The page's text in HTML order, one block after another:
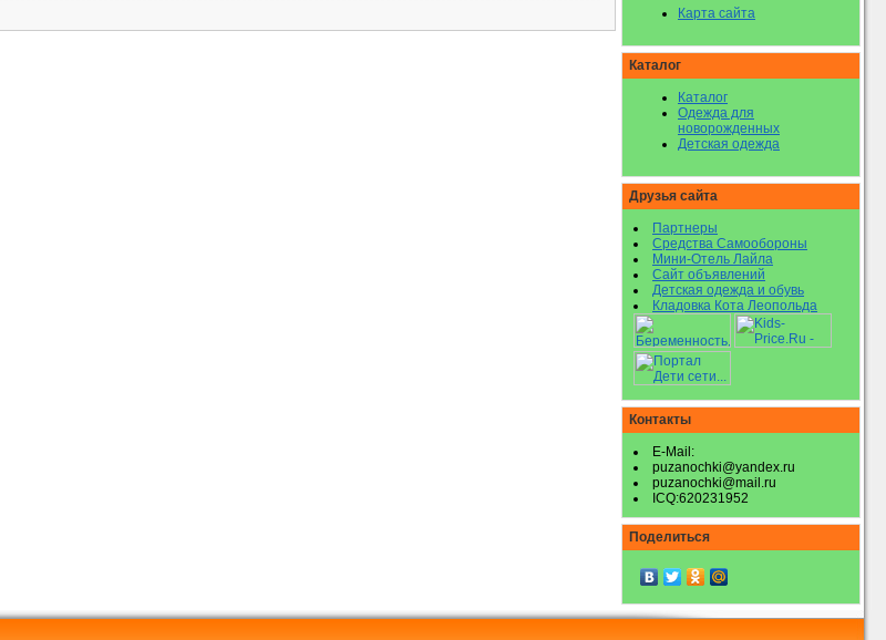
Карта сайта
Каталог
Каталог
Одежда для
новорожденных
Детская одежда
Друзья сайта
Партнеры
Средства Самообороны
Мини-Отель Лайла
Сайт объявлений
Детская одежда и обувь
Кладовка Кота Леопольда
Контакты
E-Mail:
puzanochki@yandex.ru
puzanochki@mail.ru
ICQ:620231952
Поделиться